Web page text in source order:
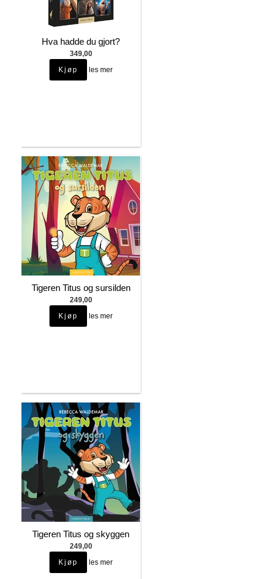
Hva hadde du gjort?
349,00
les mer
Tigeren Titus og sursilden
249,00
les mer
Tigeren Titus og skyggen
249,00
les mer